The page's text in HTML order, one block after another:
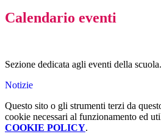
Calendario eventi
Sezione dedicata agli eventi della scuola.
Notizie
Questo sito o gli strumenti terzi da
cookie necessari al funzionamento ed
COOKIE POLICY.